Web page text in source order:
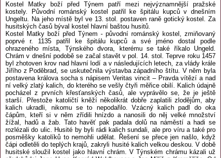
Kostel Matky boží před Týnem patří mezi nejvýznamnější pražské
kostely. Původní románský kostel patřil ke špitálu kupců v dnešním
Ungeltu. Na jeho místě byl ve 13. stol. postaven raně gotický kostel. Za
husitských časů býval kostel hlavní baštou husitů.
Kostel Matky boží před Týnem - původní románský kostel, zmiňovaný
poprvé r. 1135 patřil ke špitálu kupců a své jméno dostal podle
ohrazeného místa, Týnského dvora, kterému se také říkalo Ungeld.
Chrám v dnešní podobě se začal stavět v pol. 14. stol. Teprve roku 1457
byl zhotoven krov nad hlavní lodí a v následujících letech, za vlády krále
Jiřího z Poděbrad, se uskutečnila výstavba západního štítu. V něm byla
postavena králova socha s nápisem Veritas vincit – Pravda vítězí a nad
ní velký zlatý kalich, do kterého se vešly čtyři měřice obilí. Kalich údajně
pocházel z prvních křesťanských časů, ale vyprávělo se, že je ještě
starší. Přestože katoličtí kněží několikrát dobře zaplatili zlodějům, aby
kalich ukradli, nikomu se to nepodařilo. Vzácný kalich padl do oka
čápům, kteří si v něm zřídili hnízdo a nanosili do něj velké množství
žížal, hadů a žab. Tato havěť pak padala dolů na náměstí a hadi se
rozlézali do ulic. Husité by byli rádi kalich sundali, ale pro víru a také pro
posměšky katolíků to nemohli udělat. Řešení se přece jen našlo, když
čápi odletěli do teplých krajů, zakryli husité kalich velkou deskou. V době
husitské sloužil kostel jako hlavní chrám. V Týnském chrámu kázali už